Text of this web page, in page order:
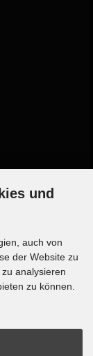
und
auch von
der Website zu
analysieren
zu können.